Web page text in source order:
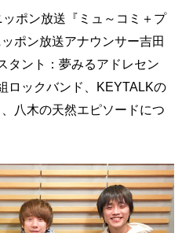
ポン放送『ミュ～コミ＋プ
ポン放送アナウンサー吉田
タント：夢みるアドレセン
ロックバンド、KEYTALKの
八木の天然エピソードにつ